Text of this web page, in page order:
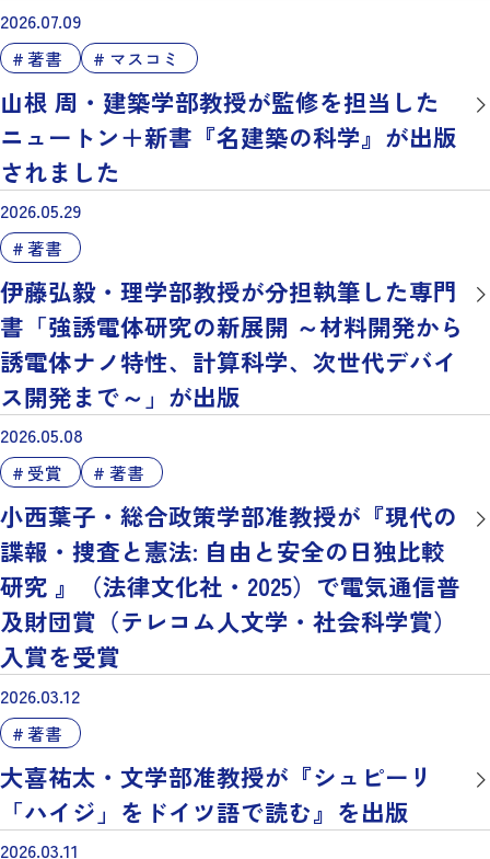
2026.07.09
著書 マスコミ
山根 周・建築学部教授が監修を担当した
ニュートン＋新書『名建築の科学』が出版
されました
2026.05.29
著書
伊藤弘毅・理学部教授が分担執筆した専門
書「強誘電体研究の新展開 ～材料開発から
誘電体ナノ特性、計算科学、次世代デバイ
ス開発まで～」が出版
2026.05.08
受賞 著書
小西葉子・総合政策学部准教授が『現代の
諜報・捜査と憲法: 自由と安全の日独比較
研究 』（法律文化社・2025）で電気通信普
及財団賞（テレコム人文学・社会科学賞）
入賞を受賞
2026.03.12
著書
大喜祐太・文学部准教授が『シュピーリ
「ハイジ」をドイツ語で読む』を出版
2026.03.11